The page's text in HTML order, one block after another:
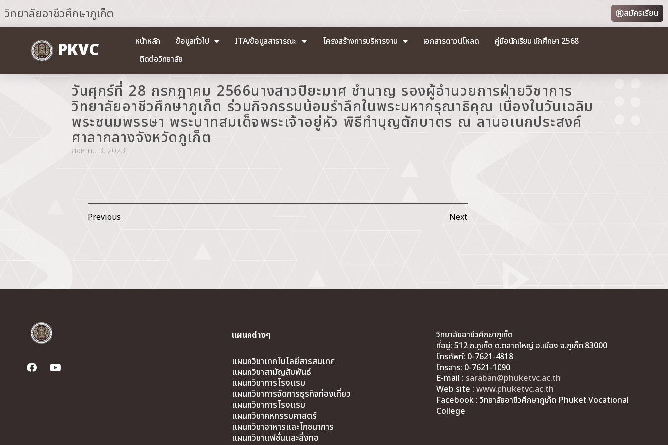
วิทยาลัยอาชีวศึกษาภูเก็ต สมัครเรียน
PKVC หน้าหลัก ข้อมูลทั่วไป ITA/ข้อมูลสาธารณะ โครงสร้างการบริหารงาน เอกสารดาวน์โหลด
คู่มือนักเรียน นักศึกษา 2568
ติดต่อวิทยาลัย
วันศุกร์ที่ 28 กรกฎาคม 2566นางสาวปิยะมาศ ชำนาญ รองผู้อำนวยการฝ่ายวิชาการ
วิทยาลัยอาชีวศึกษาภูเก็ต ร่วมกิจกรรมน้อมรำลึกในพระมหากรุณาธิคุณ เนื่องในวันเฉลิม
พระชนมพรรษา พระบาทสมเด็จพระเจ้าอยู่หัว พิธีทำบุญตักบาตร ณ ลานอเนกประสงค์
ศาลากลางจังหวัดภูเก็ต
สิงหาคม 3, 2023
Previous Next
แผนกต่างๆ
แผนกวิชาเทคโนโลยีสารสนเทศ
แผนกวิชาสามัญสัมพันธ์
แผนกวิชาการโรงแรม
แผนกวิชาการจัดการธุรกิจท่องเที่ยว
แผนกวิชาการโรงแรม
แผนกวิชาคหกรรมศาสตร์
แผนกวิชาอาหารและโภชนาการ
แผนกวิชาแฟชั่นและสิ่งทอ
วิทยาลัยอาชีวศึกษาภูเก็ต
ที่อยู่: 512 ถ.ภูเก็ต ต.ตลาดใหญ่ อ.เมือง จ.ภูเก็ต 83000
โทรศัพท์: 0-7621-4818
โทรสาร: 0-7621-1090
E-mail : saraban@phuketvc.ac.th
Web site :www.phuketvc.ac.th
Facebook : วิทยาลัยอาชีวศึกษาภูเก็ต Phuket Vocational
College